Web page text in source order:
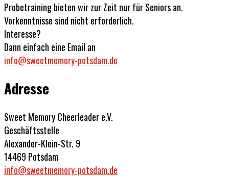
Probetraining bieten wir zur Zeit nur für Seniors an.
Vorkenntnisse sind nicht erforderlich.
Interesse?
Dann einfach eine Email an
info@sweetmemory-potsdam.de
Adresse
Sweet Memory Cheerleader e.V.
Geschäftsstelle
Alexander-Klein-Str. 9
14469 Potsdam
info@sweetmemory-potsdam.de